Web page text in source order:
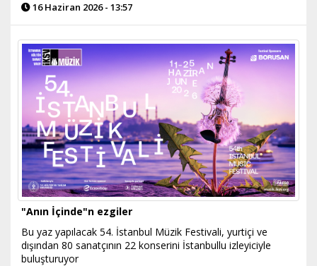
16 Haziran 2026 - 13:57
"Anın İçinde"n ezgiler
Bu yaz yapılacak 54. İstanbul Müzik Festivali, yurtiçi ve
dışından 80 sanatçının 22 konserini İstanbullu izleyiciyle
buluşturuyor